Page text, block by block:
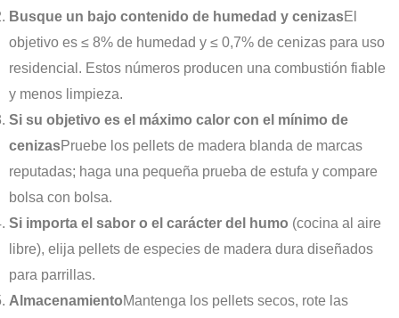
Busque un bajo contenido de humedad y cenizasEl
objetivo es ≤ 8% de humedad y ≤ 0,7% de cenizas para uso
residencial. Estos números producen una combustión fiable
y menos limpieza.
Si su objetivo es el máximo calor con el mínimo de
cenizasPruebe los pellets de madera blanda de marcas
reputadas; haga una pequeña prueba de estufa y compare
bolsa con bolsa.
Si importa el sabor o el carácter del humo (cocina al aire
libre), elija pellets de especies de madera dura diseñados
para parrillas.
AlmacenamientoMantenga los pellets secos, rote las